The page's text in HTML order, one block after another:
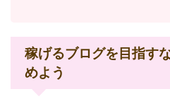
稼げるブログを目指す
めよう